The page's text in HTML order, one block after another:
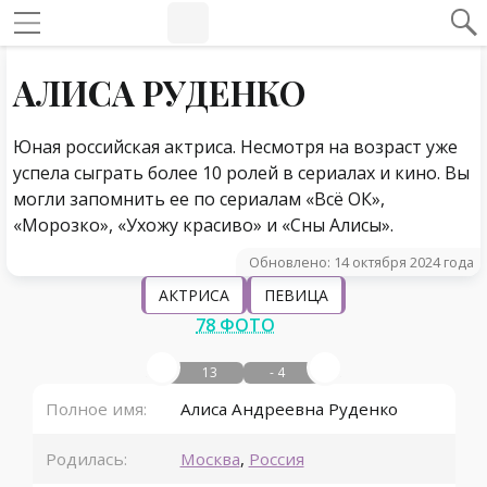
АЛИСА РУДЕНКО
Юная российская актриса. Несмотря на возраст уже
успела сыграть более 10 ролей в сериалах и кино. Вы
могли запомнить ее по сериалам «Всё ОК»,
«Морозко», «Ухожу красиво» и «Сны Алисы».
Обновлено: 14 октября 2024 года
АКТРИСА ПЕВИЦА
78 ФОТО
13 - 4
Полное имя: Алиса Андреевна Руденко
Родилась: Москва, Россия